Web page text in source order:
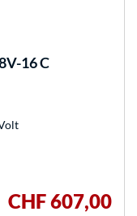
16 C
CHF 607,00